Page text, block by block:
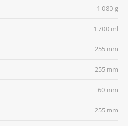
1 080 g
1 700 ml
255 mm
255 mm
60 mm
255 mm